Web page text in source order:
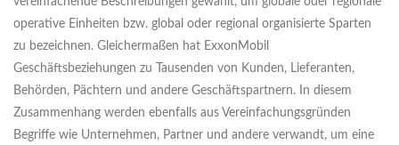
operative Einheiten bzw. global oder regional organisierte Sparten
zu bezeichnen. Gleichermaßen hat ExxonMobil
Geschäftsbeziehungen zu Tausenden von Kunden, Lieferanten,
Behörden, Pächtern und andere Geschäftspartnern. In diesem
Zusammenhang werden ebenfalls aus Vereinfachungsgründen
Begriffe wie Unternehmen, Partner und andere verwandt, um eine